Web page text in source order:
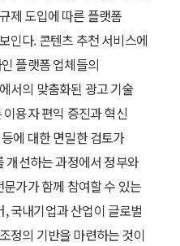
제 도입에 따른 플랫폼
인다. 콘텐츠 추천 서비스에
플랫폼 업체들의
서의 맞춤화된 광고 기술
용자 편익 증진과 혁신
에 대한 면밀한 검토가
개선하는 과정에서 정부와
가가 함께 참여할 수 있는
국내기업과 산업이 글로벌
정의 기반을 마련하는 것이